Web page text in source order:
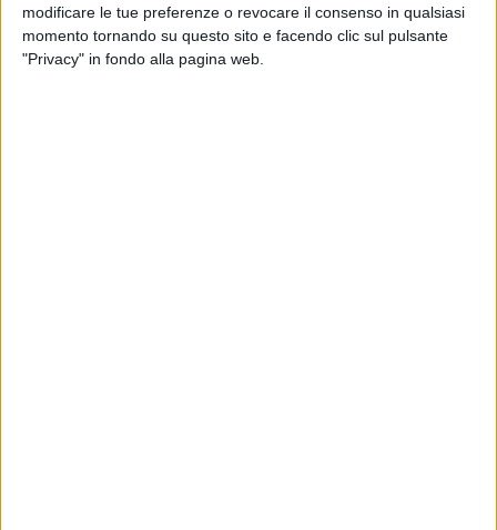
modificare le tue preferenze o revocare il consenso in qualsiasi
momento tornando su questo sito e facendo clic sul pulsante
"Privacy" in fondo alla pagina web.
Si continua a discutere, mentre nelle prossime ore sarà
ufficializzato il nome del nuovo allenatore. In pole l'ex